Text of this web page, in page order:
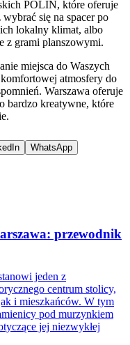
POLIN, które oferuje
się na spacer po
lokalny klimat, albo
z grami planszowymi.
miejsca do Waszych
atmosfery do
Warszawa oferuje
bardzo kreatywne, które
WhatsApp
przewodnik
jeden z
centrum stolicy,
i mieszkańców. W tym
pod murzynkiem
jej niezwykłej